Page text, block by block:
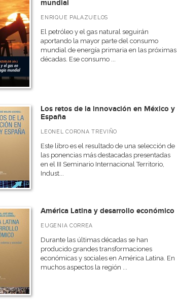
mundial
ENRIQUE PALAZUELOS
El petróleo y el gas natural seguirán
aportando la mayor parte del consumo
mundial de energía primaria en las próximas
décadas. Ese consumo ...
Los retos de la innovación en México y
España
LEONEL CORONA TREVIÑO
Este libro es el resultado de una selección de
las ponencias más destacadas presentadas
en el III Seminario Internacional Territorio,
Indust...
América Latina y desarrollo económico
EUGENIA CORREA
Durante las últimas décadas se han
producido grandes transformaciones
económicas y sociales en América Latina. En
muchos aspectos la región ...